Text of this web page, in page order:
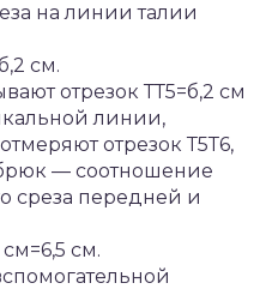
на линии талии
см.
отрезок ТТ5=б,2 см
линии,
отрезок Т5Т6,
— соотношение
среза передней и
см=6,5 см.